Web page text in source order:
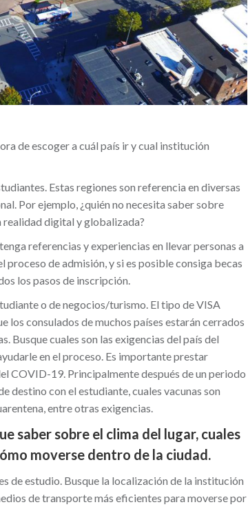
de escoger a cuál país ir y cual institución
Estas regiones son referencia en diversas
Por ejemplo, ¿quién no necesita saber sobre
realidad digital y globalizada?
referencias y experiencias en llevar personas a
de admisión, y si es posible consiga becas
los pasos de inscripción.
o de negocios/turismo. El tipo de VISA
los consulados de muchos países estarán cerrados
Busque cuales son las exigencias del país del
en el proceso. Es importante prestar
COVID-19. Principalmente después de un periodo
destino con el estudiante, cuales vacunas son
entre otras exigencias.
saber sobre el clima del lugar, cuales
moverse dentro de la ciudad.
de estudio. Busque la localización de la institución
de transporte más eficientes para moverse por